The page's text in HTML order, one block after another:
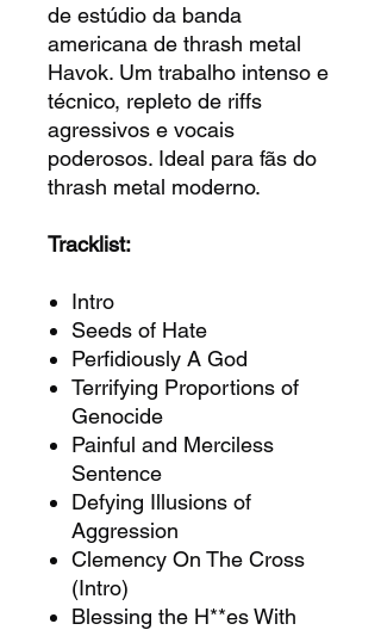
de estúdio da banda
americana de thrash metal
Havok. Um trabalho intenso e
técnico, repleto de riffs
agressivos e vocais
poderosos. Ideal para fãs do
thrash metal moderno.
Tracklist:
Intro
Seeds of Hate
Perfidiously A God
Terrifying Proportions of
Genocide
Painful and Merciless
Sentence
Defying Illusions of
Aggression
Clemency On The Cross
(Intro)
Blessing the H**es With